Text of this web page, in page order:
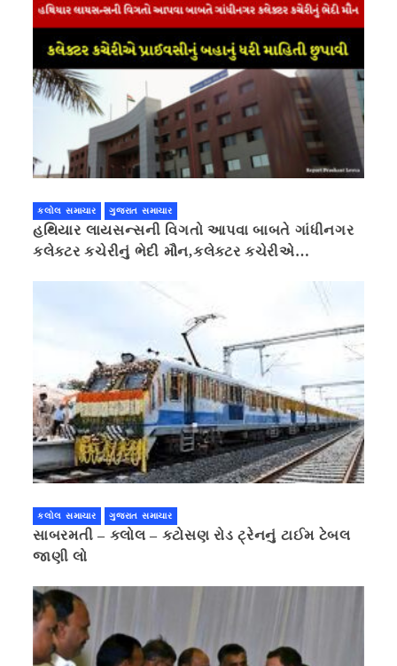
કલોલ સમાચાર ગુજરાત સમાચાર
હથિયાર લાયસન્સની વિગતો આપવા બાબતે ગાંધીનગર
કલેક્ટર કચેરીનું ભેદી મૌન,કલેક્ટર કચેરીએ
કલોલ સમાચાર ગુજરાત સમાચાર
સાબરમતી – કલોલ – કટોસણ રોડ ટ્રેનનું ટાઈમ ટેબલ
જાણી લો